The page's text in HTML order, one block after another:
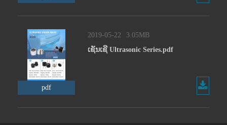
pdf
2019-05-22
3.05MB
ເຊັນເຊີ Ultrasonic Series.pdf